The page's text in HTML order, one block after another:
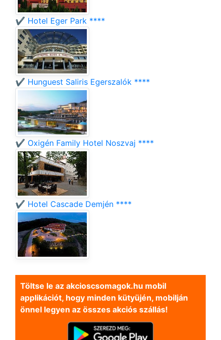
✔️ Hotel Eger Park ****
✔️ Hunguest Saliris Egerszalók ****
✔️ Oxigén Family Hotel Noszvaj ****
✔️ Hotel Cascade Demjén ****
Töltse le az akcioscsomagok.hu mobil
applikációt, hogy minden kütyüjén, mobilján
önnel legyen az összes akciós szállás!